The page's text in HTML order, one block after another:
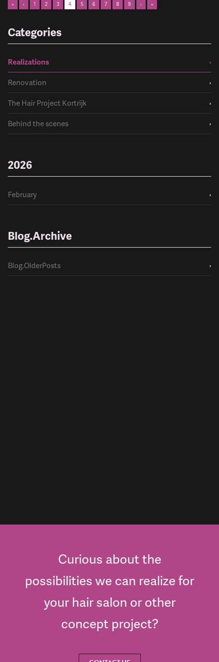
« ‹ 1 2 3 4 5 6 7 8 9 › »
Categories
Realizations
›
Renovation
›
The Hair Project Kortrijk
›
Behind the scenes
›
2026
February ›
Blog.Archive
Blog.OlderPosts ›
Curious about the
possibilities we can realize for
your hair salon or other
concept project?